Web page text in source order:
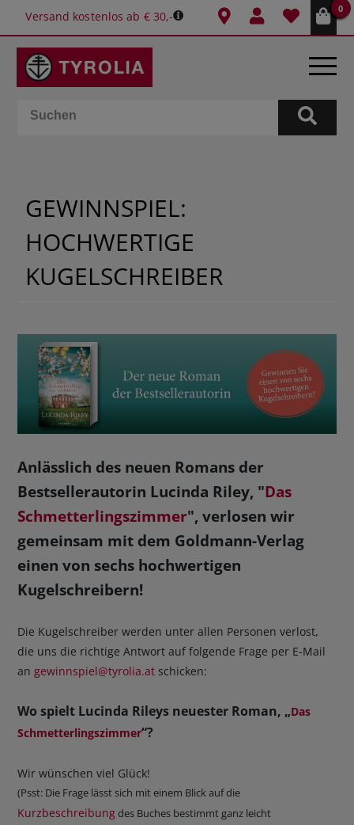
Versand kostenlos ab € 30,-
0
BÜCHER
SPIELE
KALENDER
SCHULE & BÜRO
BUCHTIPPS
GEWINNSPIEL:
HOCHWERTIGE
KUGELSCHREIBER
Anlässlich des neuen Romans der
Bestsellerautorin Lucinda Riley, "Das
Schmetterlingszimmer", verlosen wir
gemeinsam mit dem Goldmann-Verlag
einen von sechs hochwertigen
Kugelschreibern!
Die Kugelschreiber werden unter allen Personen verlost,
die uns die richtige Antwort auf folgende Frage per E-Mail
angewinnspiel@tyrolia.at schicken:
Wo spielt Lucinda Rileys neuester Roman, „Das
Schmetterlingszimmer“?
Wir wünschen viel Glück!
(Psst: Die Frage lässt sich mit einem Blick auf die
Kurzbeschreibungdes Buches bestimmt ganz leicht